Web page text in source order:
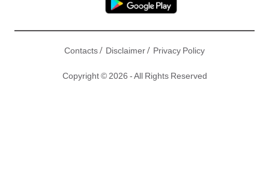
Contacts/ Disclaimer/ Privacy Policy
Copyright © 2026 - All Rights Reserved